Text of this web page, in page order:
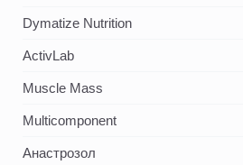
Dymatize Nutrition
ActivLab
Muscle Mass
Multicomponent
Анастрозол